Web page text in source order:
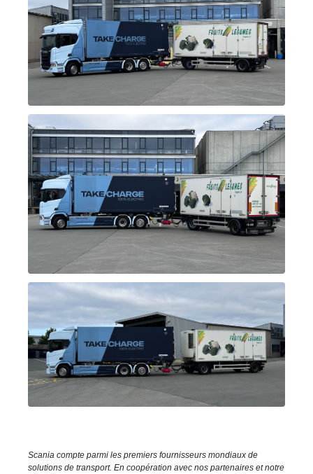
Scania compte parmi les premiers fournisseurs mondiaux de
solutions de transport. En coopération avec nos partenaires et notre